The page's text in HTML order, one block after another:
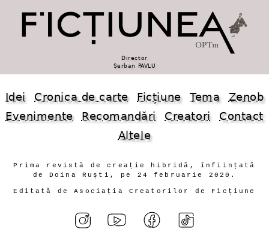
Director
Șerban PAVLU
Idei Cronica de carte Ficțiune Tema
Zenob
Evenimente
Recomandări Creatori
Contact
Altele
Prima revistă de creație hibridă, înființată
de Doina Ruști, pe 24 februarie 2020.
Editată de Asociația Creatorilor de Ficțiune